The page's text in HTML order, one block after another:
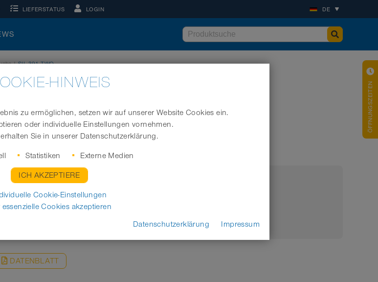
LIEFERSTATUS LOGIN DE
| SIL 391 TWO
doppellagig (bis +280°C)
Ø- Innen (inch/mm)
DATENBLATT
ÖFFNUNGSZEITEN
HINWEIS
zu ermöglichen, setzen wir auf unserer Website Cookies ein.
oder individuelle Einstellungen vornehmen.
Sie in unserer Datenschutzerklärung.
Statistiken Externe Medien
ICH AKZEPTIERE
Cookie-Einstellungen
essenzielle Cookies akzeptieren
Datenschutzerklärung
Impressum